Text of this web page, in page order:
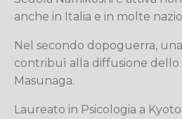
anche in Italia e in molte
Nel secondo dopoguerra,
contribuì alla diffusione dello
Masunaga.
Laureato in Psicologia a